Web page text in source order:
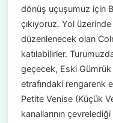
dönüş uçuşumuz için
çıkıyoruz. Yol
düzenlenecek olan
katılabilirler.
geçecek, Eski Gümrük
etrafındaki rengarenk
Petite Venise (Küçük
kanallarının